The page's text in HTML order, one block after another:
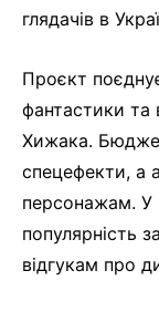
глядачів в
Проєкт
фантастики та
Хижака.
спецефекти, а
персонажам. У
популярність
відгукам про